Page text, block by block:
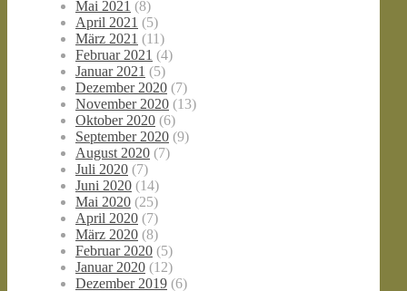
Mai 2021 (8)
April 2021 (5)
März 2021 (11)
Februar 2021 (4)
Januar 2021 (5)
Dezember 2020 (7)
November 2020 (13)
Oktober 2020 (6)
September 2020 (9)
August 2020 (7)
Juli 2020 (7)
Juni 2020 (14)
Mai 2020 (25)
April 2020 (7)
März 2020 (8)
Februar 2020 (5)
Januar 2020 (12)
Dezember 2019 (6)